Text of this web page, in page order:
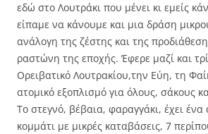
εδώ στο Λουτράκι που μένει κι εμείς
είπαμε να κάνουμε και μια δράση
ανάλογη της ζέστης και της
ραστώνη της εποχής. Έφερε μαζί και
Ορειβατικό Λουτρακίου,την Εύη, τη
ατομικό εξοπλισμό για όλους, σάκους
Το στεγνό, βέβαια, φαραγγάκι, έχει
κομμάτι με μικρές καταβάσεις, 7